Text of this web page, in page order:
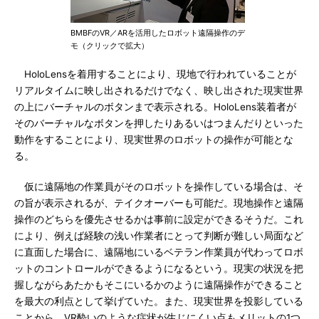
BMBFのVR／ARを活用したロボット遠隔操作のデ
モ（クリックで拡大）
HoloLensを着用することにより、現地で行われていることが
リアルタイムに映し出されるだけでなく、映し出された現実世界
の上にバーチャルのボタンまで表示される。HoloLens装着者が
そのバーチャルなボタンを押したりあるいはつまんだりといった
動作をすることにより、現実世界のロボットの操作が可能とな
る。
仮に遠隔地の作業員がそのロボットを操作している場合は、そ
の旨が表示されるが、テイクオーバーも可能だ。現地操作と遠隔
操作のどちらを優先させるかは事前に設定ができるそうだ。これ
により、例えば経験の浅い作業者にとって判断が難しい局面など
に直面した場合に、遠隔地にいるベテラン作業員が代わってロボ
ットのコントロールができるようになるという。現実の状況を把
握しながらあたかもそこにいるかのように遠隔操作ができること
を最大の利点として挙げていた。また、現実世界を投影している